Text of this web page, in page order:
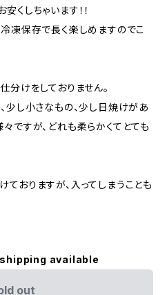
くしちゃいます！！
凍保存で長く楽しめますのでこ
分けをしておりません。
少し小さなもの、少し日焼けがあ
ですが、どれも柔らかくてとても
おりますが、入ってしまうことも
available
out